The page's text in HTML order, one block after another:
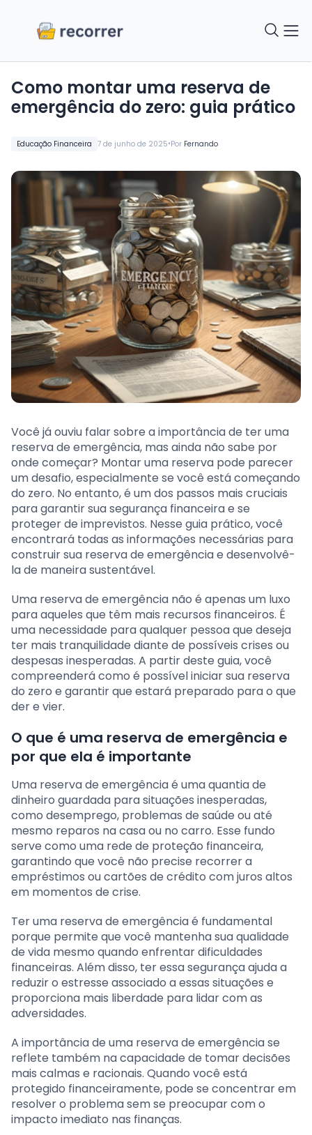
Educação Financeira 7 de junho de 2025•Por Fernando
Como montar uma reserva de
emergência do zero: guia prático
Você já ouviu falar sobre a importância de ter uma
reserva de emergência, mas ainda não sabe por
onde começar? Montar uma reserva pode parecer
um desafio, especialmente se você está começando
do zero. No entanto, é um dos passos mais cruciais
para garantir sua segurança financeira e se
proteger de imprevistos. Nesse guia prático, você
encontrará todas as informações necessárias para
construir sua reserva de emergência e desenvolvê-
la de maneira sustentável.
Uma reserva de emergência não é apenas um luxo
para aqueles que têm mais recursos financeiros. É
uma necessidade para qualquer pessoa que deseja
ter mais tranquilidade diante de possíveis crises ou
despesas inesperadas. A partir deste guia, você
compreenderá como é possível iniciar sua reserva
do zero e garantir que estará preparado para o que
der e vier.
O que é uma reserva de emergência e
por que ela é importante
Uma reserva de emergência é uma quantia de
dinheiro guardada para situações inesperadas,
como desemprego, problemas de saúde ou até
mesmo reparos na casa ou no carro. Esse fundo
serve como uma rede de proteção financeira,
garantindo que você não precise recorrer a
empréstimos ou cartões de crédito com juros altos
em momentos de crise.
Ter uma reserva de emergência é fundamental
porque permite que você mantenha sua qualidade
de vida mesmo quando enfrentar dificuldades
financeiras. Além disso, ter essa segurança ajuda a
reduzir o estresse associado a essas situações e
proporciona mais liberdade para lidar com as
adversidades.
A importância de uma reserva de emergência se
reflete também na capacidade de tomar decisões
mais calmas e racionais. Quando você está
protegido financeiramente, pode se concentrar em
resolver o problema sem se preocupar com o
impacto imediato nas finanças.